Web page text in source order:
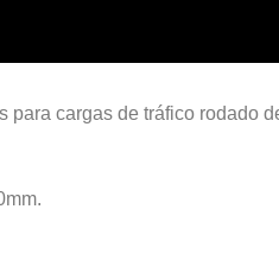
cargas de tráfico rodado